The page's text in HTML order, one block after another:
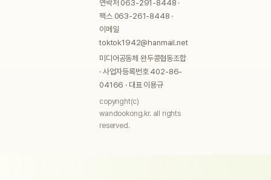
연락처 063-291-8448 ·
팩스 063-261-8448 ·
이메일
toktok1942@hanmail.net
미디어공동체 완두콩협동조합
· 사업자등록번호 402-86-
04166 · 대표 이용규
copyright(c)
wandookong.kr. all rights
reserved.